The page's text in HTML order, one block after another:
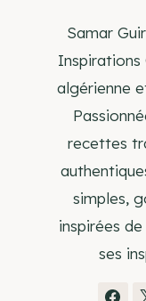
Samar
Inspirations
algérienne
recettes
simples,
inspirées
ses